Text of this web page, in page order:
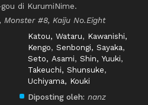
di KurumiNime.
Monster #8, Kaiju No.Eight
Katou, Wataru, Kawanishi,
Kengo,Senbongi, Sayaka,
Seto, Asami,Shin, Yuuki,
Takeuchi, Shunsuke,
Uchiyama, Kouki
Diposting oleh: nanz